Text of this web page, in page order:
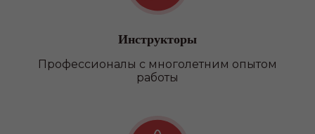
Инструкторы
Профессионалы с многолетним опытом
работы